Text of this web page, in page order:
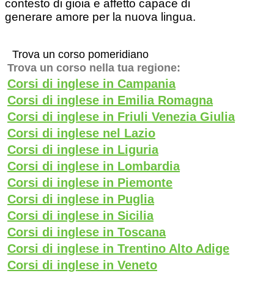
contesto di gioia e affetto capace di
generare amore per la nuova lingua.
Trova un corso pomeridiano
Trova un corso nella tua regione:
Corsi di inglese in Campania
Corsi di inglese in Emilia Romagna
Corsi di inglese in Friuli Venezia Giulia
Corsi di inglese nel Lazio
Corsi di inglese in Liguria
Corsi di inglese in Lombardia
Corsi di inglese in Piemonte
Corsi di inglese in Puglia
Corsi di inglese in Sicilia
Corsi di inglese in Toscana
Corsi di inglese in Trentino Alto Adige
Corsi di inglese in Veneto